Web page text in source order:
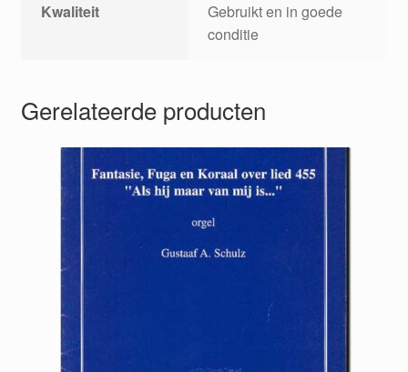
Kwaliteit
Gebruikt en in goede
conditie
Gerelateerde producten